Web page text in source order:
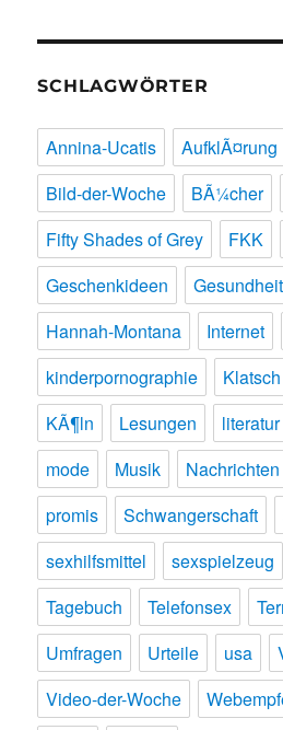
SCHLAGWÖRTER
Annina-Ucatis AufklÃ¤rung
Bild-der-Woche
BÃ¼cher
Fifty Shades of Grey
FKK
Geschenkideen
Gesundheit
Hannah-Montana
Internet
kinderpornographie
Klatsch
KÃ¶ln
Lesungen literatur
mode
Musik Nachrichten
promis
Schwangerschaft
sexhilfsmittel
sexspielzeug
Tagebuch
Telefonsex
Umfragen
Urteile usa
Video-der-Woche